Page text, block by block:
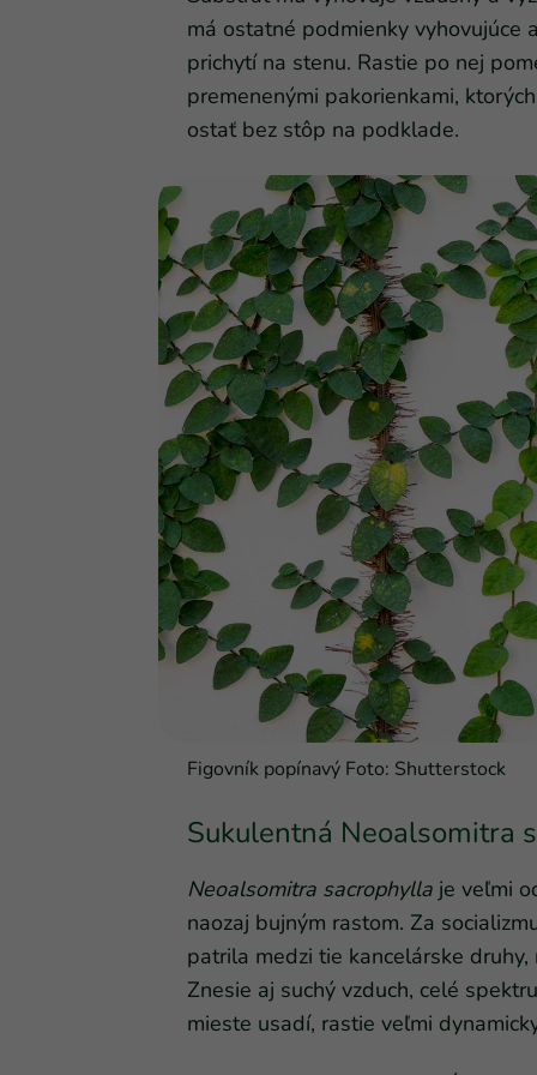
má ostatné podmienky vyhovujúce
prichytí na stenu. Rastie po nej
premenenými pakorienkami,
ostať bez stôp na podklade.
Figovník popínavý Foto: Shutterstock
Sukulentná Neoalsomitra
Neoalsomitra sacrophylla je veľmi
naozaj bujným rastom. Za
patrila medzi tie kancelárske
Znesie aj suchý vzduch, celé
mieste usadí, rastie veľmi